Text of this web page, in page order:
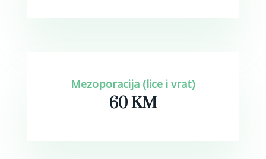
Mezoporacija (lice i vrat)
60 KM